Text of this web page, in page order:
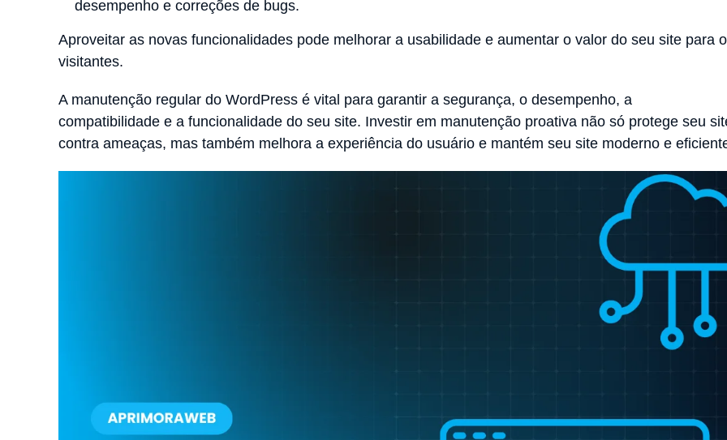
desempenho e correções de bugs.
Aproveitar as novas funcionalidades pode melhorar a usabilidade e aumentar o valor do seu site para
visitantes.
A manutenção regular do WordPress é vital para garantir a segurança, o desempenho, a
compatibilidade e a funcionalidade do seu site. Investir em manutenção proativa não só protege seu
contra ameaças, mas também melhora a experiência do usuário e mantém seu site moderno e